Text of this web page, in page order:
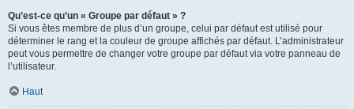
Qu’est-ce qu’un « Groupe par défaut » ?
Si vous êtes membre de plus d’un groupe, celui par défaut est utilisé pour
déterminer le rang et la couleur de groupe affichés par défaut. L’administrateur
peut vous permettre de changer votre groupe par défaut via votre panneau de
l’utilisateur.
Haut